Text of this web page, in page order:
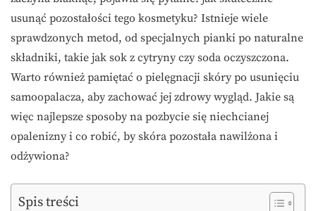
usunąć pozostałości tego kosmetyku? Istnieje wiele
sprawdzonych metod, od specjalnych pianki po naturalne
składniki, takie jak sok z cytryny czy soda oczyszczona.
Warto również pamiętać o pielęgnacji skóry po usunięciu
samoopalacza, aby zachować jej zdrowy wygląd. Jakie są
więc najlepsze sposoby na pozbycie się niechcianej
opalenizny i co robić, by skóra pozostała nawilżona i
odżywiona?
Spis treści